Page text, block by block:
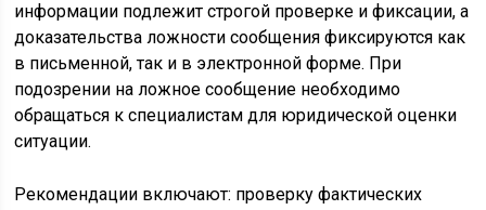
информации подлежит строгой проверке и фиксации, а
доказательства ложности сообщения фиксируются как
в письменной, так и в электронной форме. При
подозрении на ложное сообщение необходимо
обращаться к специалистам для юридической оценки
ситуации.
Рекомендации включают: проверку фактических